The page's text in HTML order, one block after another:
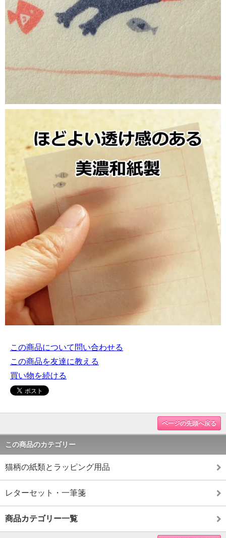
この商品について問い合わせる
この商品を友達に教える
買い物を続ける
ページの先頭へ戻る
この商品のカテゴリー
猫柄の紙類とラッピング用品
レターセット・一筆箋
商品カテゴリー一覧